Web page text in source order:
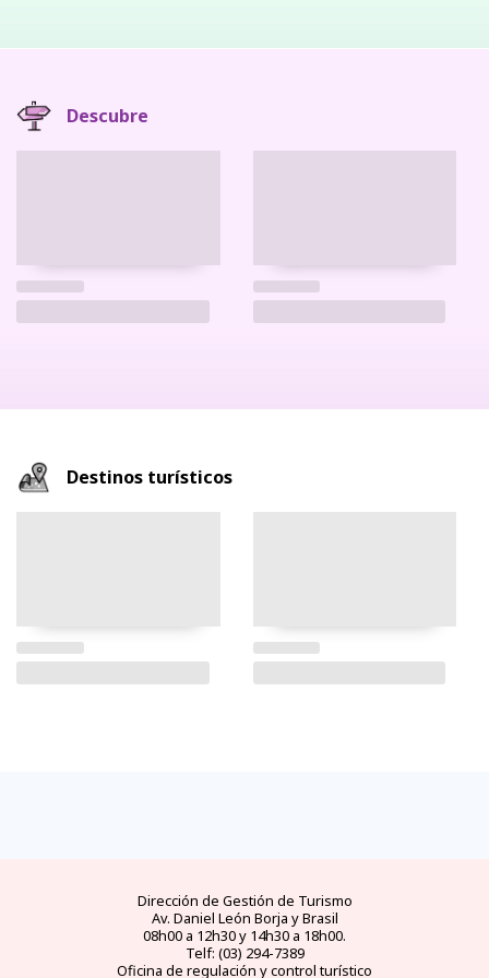
Descubre
Destinos turísticos
Dirección de Gestión de Turismo
Av. Daniel León Borja y Brasil
08h00 a 12h30 y 14h30 a 18h00.
Telf: (03) 294-7389
Oficina de regulación y control turístico